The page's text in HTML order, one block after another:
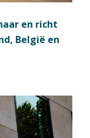
en richt
België en